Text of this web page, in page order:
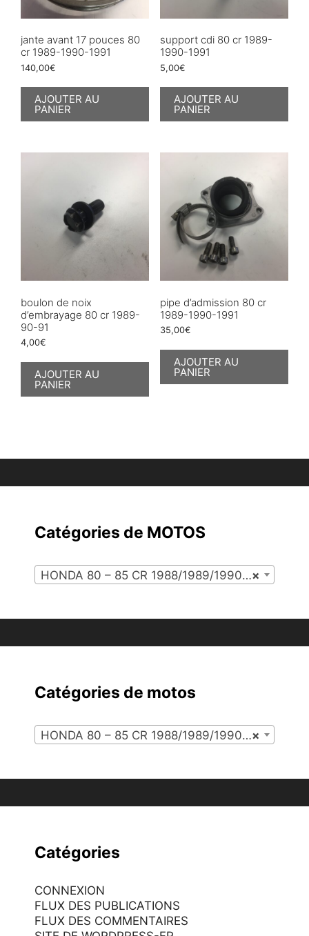
jante avant 17 pouces 80
cr 1989-1990-1991
140,00€
AJOUTER AU
PANIER
support cdi 80 cr 1989-
1990-1991
5,00€
AJOUTER AU
PANIER
boulon de noix
d’embrayage 80 cr 1989-
90-91
4,00€
AJOUTER AU
PANIER
pipe d’admission 80 cr
1989-1990-1991
35,00€
AJOUTER AU
PANIER
Catégories de MOTOS
×
HONDA 80 – 85 CR 1988/1989/1990/1991 (114)
Catégories de motos
×
HONDA 80 – 85 CR 1988/1989/1990/1991 (114)
Catégories
CONNEXION
FLUX DES PUBLICATIONS
FLUX DES COMMENTAIRES